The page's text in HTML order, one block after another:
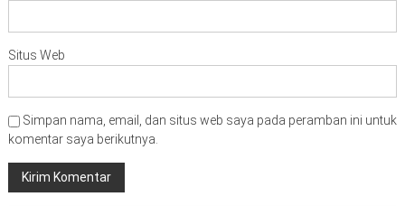
Situs Web
Simpan nama, email, dan situs web saya pada peramban ini untuk
komentar saya berikutnya.